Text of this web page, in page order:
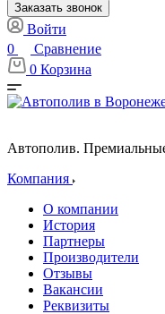
Заказать звонок
Войти
0
Сравнение
0 Корзина
Автополив.
Компания
О компании
История
Партнеры
Производители
Отзывы
Вакансии
Реквизиты